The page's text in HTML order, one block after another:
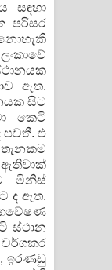
සඳහා
පරිසර
ඇත.
සිට
කෙටි
පවතී. එ
ඇතිවාක්
මිනිස්
ද ඇත.
ගවේෂණ
ස්ථාන
ඉරණඩු